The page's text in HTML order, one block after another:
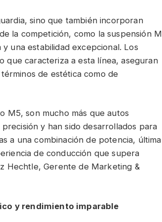
sino que también incorporan
la competición, como la suspensión M
una estabilidad excepcional. Los
que caracteriza a esta línea, aseguran
de estética como de
M5, son mucho más que autos
y han sido desarrollados para
a una combinación de potencia, última
de conducción que supera
Hechtle, Gerente de Marketing &
y rendimiento imparable